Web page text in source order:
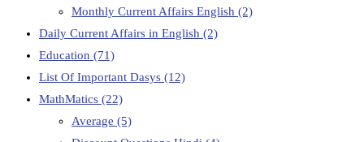
Monthly Current Affairs English (2)
Daily Current Affairs in English (2)
Education (71)
List Of Important Dasys (12)
MathMatics (22)
Average (5)